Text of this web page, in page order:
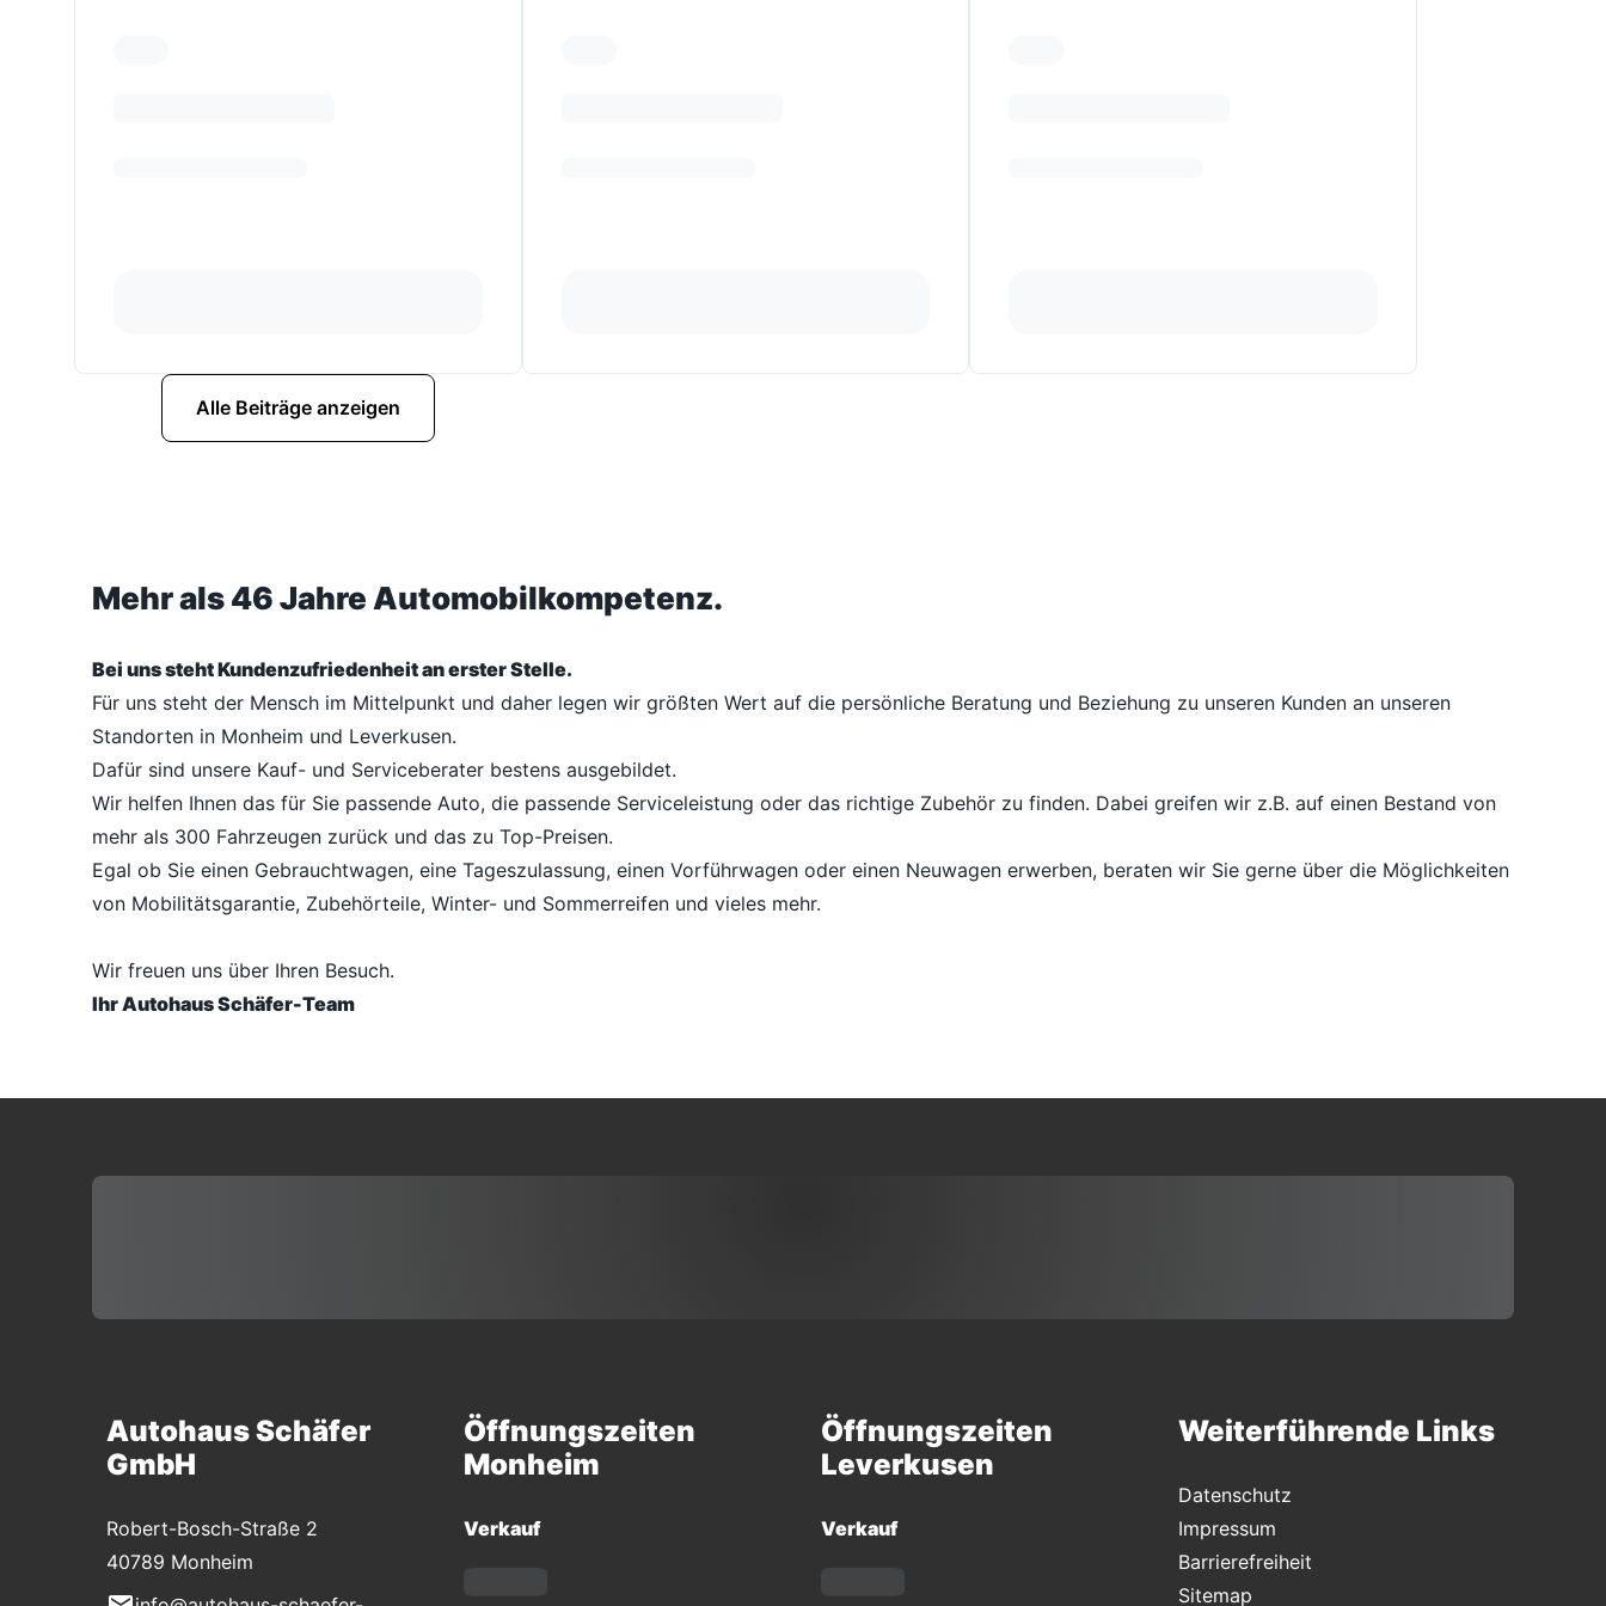
Alle Beiträge anzeigen
Mehr als 46 Jahre Automobilkompetenz.
Bei uns steht Kundenzufriedenheit an erster Stelle.
Für uns steht der Mensch im Mittelpunkt und daher legen wir größten Wert auf die persönliche Beratung und Beziehung zu unseren Kunden an unseren
Standorten in Monheim und Leverkusen.
Dafür sind unsere Kauf- und Serviceberater bestens ausgebildet.
Wir helfen Ihnen das für Sie passende Auto, die passende Serviceleistung oder das richtige Zubehör zu finden. Dabei greifen wir z.B. auf einen Bestand von
mehr als 300 Fahrzeugen zurück und das zu Top-Preisen.
Egal ob Sie einen Gebrauchtwagen, eine Tageszulassung, einen Vorführwagen oder einen Neuwagen erwerben, beraten wir Sie gerne über die Möglichkeiten
von Mobilitätsgarantie, Zubehörteile, Winter- und Sommerreifen und vieles mehr.
Wir freuen uns über Ihren Besuch.
Ihr Autohaus Schäfer-Team
Autohaus Schäfer
GmbH
Robert-Bosch-Straße 2
40789 Monheim
Öffnungszeiten
Monheim
Verkauf
Öffnungszeiten
Leverkusen
Verkauf
Weiterführende Links
Datenschutz
Impressum
Barrierefreiheit
Sitemap